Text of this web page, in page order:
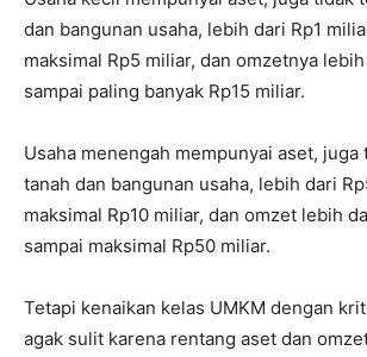
dan bangunan usaha, lebih dari Rp1
maksimal Rp5 miliar, dan omzetnya
sampai paling banyak Rp15 miliar.
Usaha menengah mempunyai aset,
tanah dan bangunan usaha, lebih dari
maksimal Rp10 miliar, dan omzet lebih
sampai maksimal Rp50 miliar.
Tetapi kenaikan kelas UMKM dengan
agak sulit karena rentang aset dan